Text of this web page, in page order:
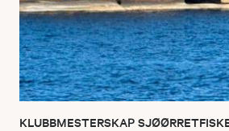
KLUBBMESTERSKAP